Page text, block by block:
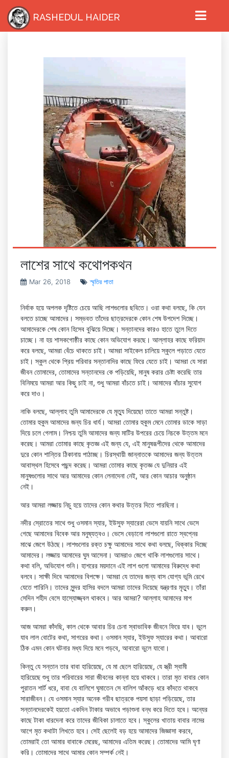
RASHEDUL HAIDER
HOME
লাশের সাথে কথোপকথন
Mar 26, 2018 স্মৃতির পাতা
নির্বাক হয়ে অপলক দৃষ্টিতে চেয়ে আছি লাশগুলোর ছবিতে। ওরা কথা বলছে, কি যেন
বলতে চাচ্ছে আমাদের। সম্ভবত তাঁদের ছাত্রদেরকে কোন শেষ উপদেশ দিচ্ছে।
আমাদেরকে শেষ কোন হিসেব বুঝিয়ে দিচ্ছে। সন্তানদের কারও হাতে তুলে দিতে
চাচ্ছে। না হয় শাসকগোষ্ঠীর কাছে কোন অভিযোগ করছে। আল্লাহর কাছে ফরিয়াদ
করে বলছে, আমরা বেঁচে থাকতে চাই। আমরা সাইকেল চালিয়ে স্কুলে পড়াতে যেতে
চাই। স্কুল থেকে প্রিয় পরিবার সন্তানাদির কাছে ফিরে যেতে চাই। আমরা যে সারা
জীবন তোমাদের, তোমাদের সন্তানদের কে পড়িয়েছি, মানুষ করার চেষ্টা করেছি তার
বিনিময়ে আমরা আর কিছু চাই না, শুধু আমরা বাঁচতে চাই। আমাদের বাঁচার সুযোগ
করে দাও।
নাকি বলছে, আল্লাহ তুমি আমাদেরকে যে মৃত্যু দিয়েছো তাতে আমরা সন্তুষ্ট।
তোমার হুকুম আমাদের জন্য চির ধার্য। আমরা তোমার হুকুম মেনে তোমার ডাকে সাড়া
দিয়ে চলে গেলাম। নিশ্চয় তুমি আমাদের জন্য মাটির উপরের চেয়ে নিচকে উত্তম মনে
করেছ। আমরা তোমার কাছে কৃতজ্ঞ এই জন্য যে, এই মানুষরূপীদের থেকে আমাদের
দুরে কোন শান্তির ঠিকানায় পাঠাচ্ছ। চিরস্থায়ী জান্নাতকে আমাদের জন্য উত্তম
আবাস্থল হিসেবে পছন্দ করেছ। আমরা তোমার কাছে কৃতজ্ঞ যে দুনিয়ার এই
মানুষগুলোর সাথে আর আমাদের কোন লেনাদেনা নেই, আর কোন আচার অনুষ্ঠান
নেই।
আর আমরা লজ্জায় নিচু হয়ে তাদের কোন কথার উত্তর দিতে পারছিনা।
নদীর স্রোতের সাথে শুধু ওসমান স্যার, ইউসুফ স্যারেরা ভেসে যায়নি সাথে ভেসে
গেছে আমাদের বিবেক আর মনুষ্যত্বও। ভেসে বেড়ানো লাশগুলো রাতে স্বপ্নের
মাঝে জেগে উঠছে। লাশগুলোর রক্ত চক্ষু আমাদের সাথে কথা বলছে, ধিক্কার দিচ্ছে
আমাদের। লজ্জায় আমাদের ঘুম আসেনা। আমরাও জেগে থাকি লাশগুলোর সাথে।
কথা বলি, অভিযোগ শুনি। হাশরের ময়দানে এই লাশ গুলো আমাদের বিরুদ্ধে কথা
বলবে। সাক্ষী দিবে আমাদের বিপক্ষে। আমরা যে তাদের জন্য বাস যোগ্য ভূমি রেখে
যেতে পারিনি। তাদের সুন্দর হাসির বদলে আমরা তাদের দিয়েছে যন্ত্রণার মৃত্যু। তাঁরা
সেদিন শহীদ বেসে হাস্যোজ্জ্বল থাকবে। আর আমরা? আল্লাহ আমাদের মাপ
করুন।
আজ আমরা কাঁদছি, কাল থেকে আবার চির চেনা স্বাভাবিক জীবনে ফিরে যাব। ভুলে
যাব লাল বোটের কথা, সাগরের কথা। ওসমান স্যার, ইউসুফ স্যারের কথা। আবারো
ঠিক এমন কোন ঘটনার মধ্য দিয়ে মনে পড়বে, আবারো ভুলে যাবো।
কিন্তু যে সন্তান তার বাবা হারিয়েছে, যে মা ছেলে হারিয়েছে, যে স্ত্রী স্বামী
হারিয়েছে শুধু তার পরিবারের সারা জীবনের কান্না হয়ে থাকবে। তারা মৃত বাবার কোন
পুরাতন শার্ট ধরে, বাবা যে বালিশে ঘুমাতেন সে বালিশ আঁকড়ে ধরে কাঁদতে থাকবে
সারাজীবন। যে ওসমান স্যার অনেক গরীব ছাত্রকে পয়সা ছাড়া পড়িয়েছে, তার
সন্তানদেরকেই হয়তো একদিন টাকার অভাবে পড়াশুনা বন্ধ করে দিতে হবে। অন্যের
কাছে টাকা ধারদেনা করে তাদের জীবিকা চালাতে হবে। স্কুলের খাতায় বাবার নামের
আগে মৃত কথাটা লিখতে হবে। সেই ছেলেই বড় হয়ে আমাদের জিজ্ঞাসা করবে,
তোমরাই তো আমার বাবাকে মেরেছ, আমাদের এতিম করেছ। তোমাদের আমি ঘৃণা
করি। তোমাদের সাথে আমার কোন সম্পর্ক নেই।